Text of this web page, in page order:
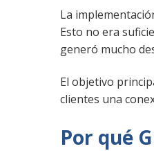
La
Esto no era
generó mucho
El objetivo
clientes una
Por qué